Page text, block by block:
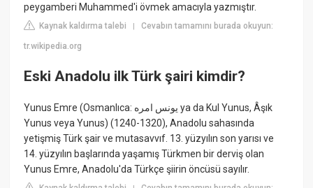
peygamberi Muhammed'i övmek amacıyla yazmıştır.
Kaynak kaldırma talebi |Cevabın tamamını burada okuyun:
tr.wikipedia.org
Eski Anadolu ilk Türk şairi kimdir?
Yunus Emre (Osmanlıca: يونس امره ya da Kul Yunus, Âşık
Yunus veya Yunus) (1240-1320), Anadolu sahasında
yetişmiş Türk şair ve mutasavvıf. 13. yüzyılın son yarısı ve
14. yüzyılın başlarında yaşamış Türkmen bir derviş olan
Yunus Emre, Anadolu'da Türkçe şiirin öncüsü sayılır.